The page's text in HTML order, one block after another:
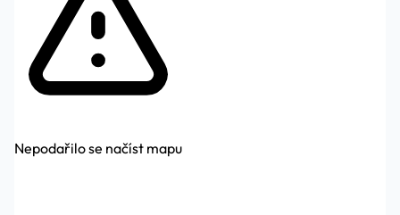
Nepodařilo se načíst mapu